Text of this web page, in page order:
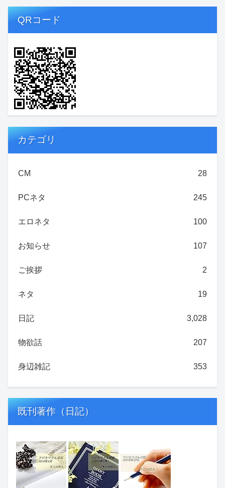
QRコード
カテゴリ
CM 28
PCネタ 245
エロネタ 100
お知らせ 107
ご挨拶 2
ネタ 19
日記 3,028
物欲話 207
身辺雑記 353
既刊著作（日記）